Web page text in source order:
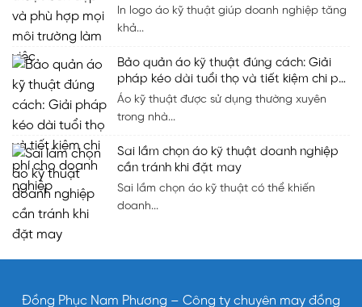
In logo áo kỹ thuật giúp doanh nghiệp tăng
khả...
Bảo quản áo kỹ thuật đúng cách: Giải
pháp kéo dài tuổi thọ và tiết kiệm chi phí
cho doanh nghiệp
Áo kỹ thuật được sử dụng thường xuyên
trong nhà...
Sai lầm chọn áo kỹ thuật doanh nghiệp
cần tránh khi đặt may
Sai lầm chọn áo kỹ thuật có thể khiến
doanh...
Đồng Phục Nam Phương – Công ty chuyên may đồng